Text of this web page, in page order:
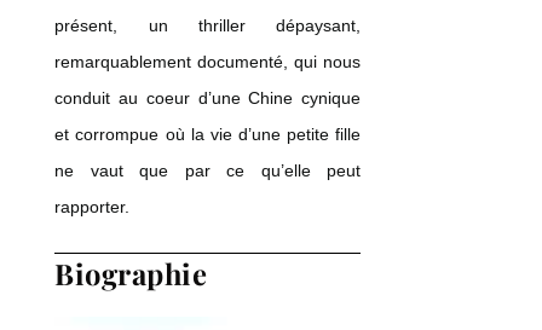
présent, un thriller dépaysant,
remarquablement documenté, qui nous
conduit au coeur d’une Chine cynique
et corrompue où la vie d’une petite fille
ne vaut que par ce qu’elle peut
rapporter.
Biographie